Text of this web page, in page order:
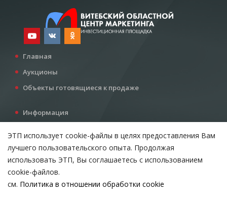
Главная
Аукционы
Объекты готовящиеся к продаже
Информация
Все для инвестора
Контакты
Возникли вопросы?
ЭТП использует cookie-файлы в целях предоставления Вам
лучшего пользовательского опыта. Продолжая
использовать ЭТП, Вы соглашаетесь с использованием
cookie-файлов.
см. Политика в отношении обработки cookie